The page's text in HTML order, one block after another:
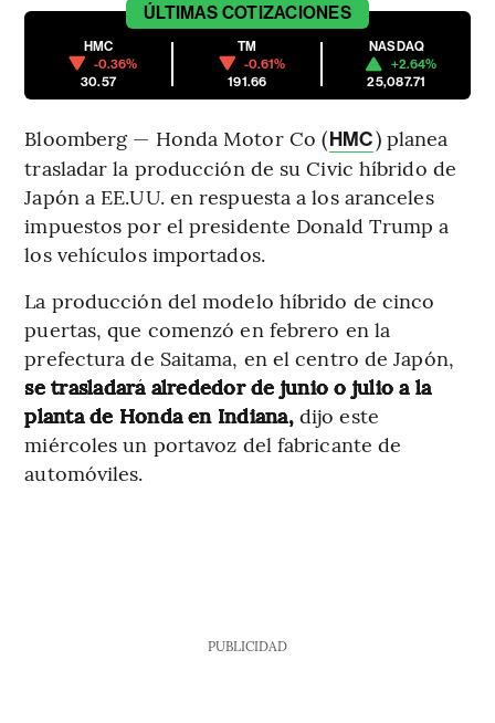
ÚLTIMAS COTIZACIONES
HMC
-0.36%
30.57
TM
-0.61%
191.66
NASDAQ
+2.64%
25,087.71
Bloomberg — Honda Motor Co (HMC) planea
trasladar la producción de su Civic híbrido de
Japón a EE.UU. en respuesta a los aranceles
impuestos por el presidente Donald Trump a
los vehículos importados.
La producción del modelo híbrido de cinco
puertas, que comenzó en febrero en la
prefectura de Saitama, en el centro de Japón,
se trasladará alrededor de junio o julio a la
planta de Honda en Indiana,dijo este
miércoles un portavoz del fabricante de
automóviles.
PUBLICIDAD